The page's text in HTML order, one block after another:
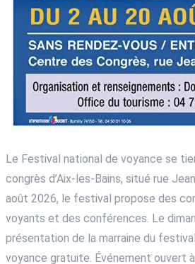
Le Festival national de voyance se
congrès d’Aix-les-Bains, situé rue
août 2026, le festival propose des
voyants et des conférences. Le
présentation de la marraine du festival
voyance gratuite. Événement ouvert